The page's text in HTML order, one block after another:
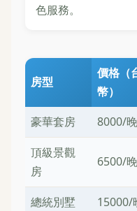
色服務。
房型
價格（
幣）
豪華套房 8000/晚
頂級景觀
房
6500/晚
總統別墅
15000/